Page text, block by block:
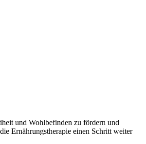
und Wohlbefinden zu fördern und
Ernährungstherapie einen Schritt weiter